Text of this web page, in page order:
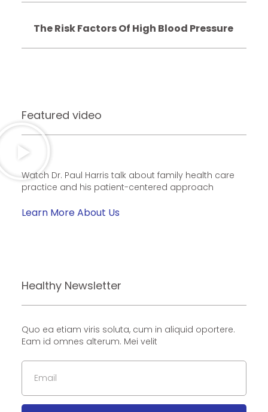
The Risk Factors Of High Blood Pressure
Featured video
Watch Dr. Paul Harris talk about family health care
practice and his patient-centered approach
Learn More About Us
Healthy Newsletter
Quo ea etiam viris soluta, cum in aliquid oportere.
Eam id omnes alterum. Mei velit